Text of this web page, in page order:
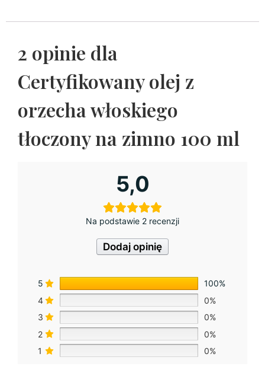
2 opinie dla
Certyfikowany olej z
orzecha włoskiego
tłoczony na zimno 100 ml
5,0
Na podstawie 2 recenzji
Dodaj opinię
5
100%
4
0%
3
0%
2
0%
1
0%